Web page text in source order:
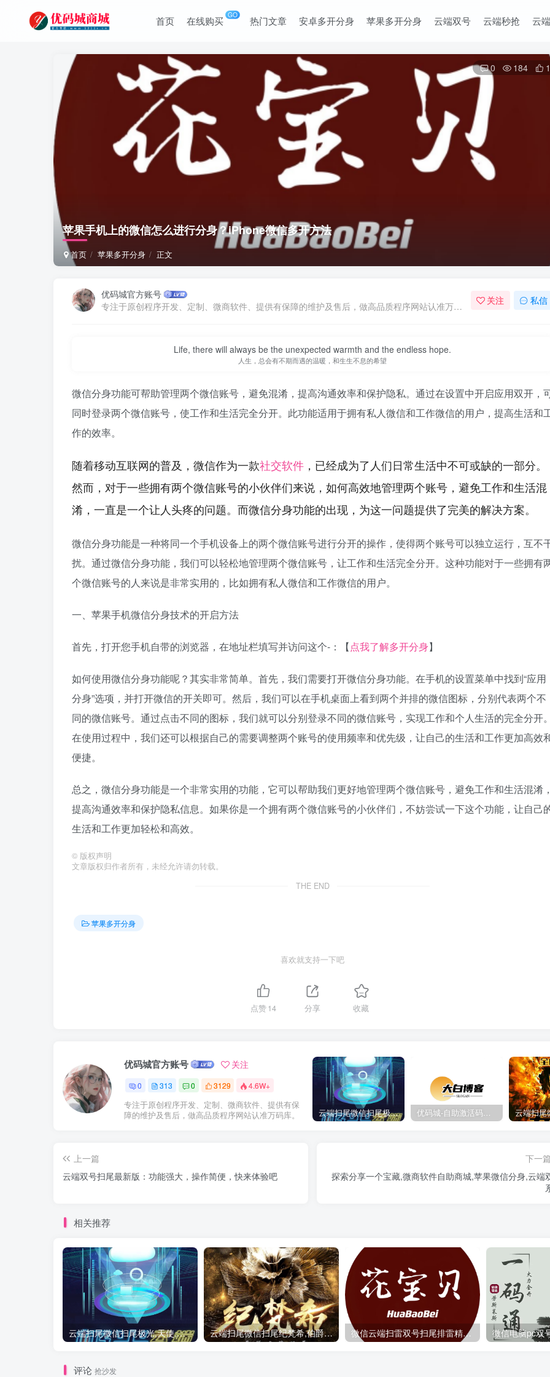
首页 在线购买 GO 热门文章 安卓多开分身 苹果多开分身 云端双号 云端秒抢 云
苹果手机上的微信怎么进行分身？iPhone微信多开方法
首页 苹果多开分身 正文
0 184
优码城官方账号
专注于原创程序开发、定制、微商软件、提供有保障的维护及售后，做高品质程序网站认准万码库。
关注 私信
Life, there will always be the unexpected warmth and the endless hope.
人生，总会有不期而遇的温暖，和生生不息的希望
微信分身功能可帮助管理两个微信账号，避免混淆，提高沟通效率和保护隐私。通过在设置中开启应用双开，
同时登录两个微信账号，使工作和生活完全分开。此功能适用于拥有私人微信和工作微信的用户，提高生活和
作的效率。
随着移动互联网的普及，微信作为一款社交软件 ，已经成为了人们日常生活中不可或缺的一部分。
然而，对于一些拥有两个微信账号的小伙伴们来说，如何高效地管理两个账号，避免工作和生活混
淆，一直是一个让人头疼的问题。而微信分身功能的出现，为这一问题提供了完美的解决方案。
微信分身功能是一种将同一个手机设备上的两个微信账号进行分开的操作，使得两个账号可以独立运行，互不
扰。通过微信分身功能，我们可以轻松地管理两个微信账号，让工作和生活完全分开。这种功能对于一些拥有
个微信账号的人来说是非常实用的，比如拥有私人微信和工作微信的用户。
一、苹果手机微信分身技术的开启方法
首先，打开您手机自带的浏览器，在地址栏填写并访问这个-：【点我了解多开分身】
如何使用微信分身功能呢？其实非常简单。首先，我们需要打开微信分身功能。在手机的设置菜单中找到“应用
分身”选项，并打开微信的开关即可。然后，我们可以在手机桌面上看到两个并排的微信图标，分别代表两个不
同的微信账号。通过点击不同的图标，我们就可以分别登录不同的微信账号，实现工作和个人生活的完全分开。
在使用过程中，我们还可以根据自己的需要调整两个账号的使用频率和优先级，让自己的生活和工作更加高效
便捷。
总之，微信分身功能是一个非常实用的功能，它可以帮助我们更好地管理两个微信账号，避免工作和生活混淆，
提高沟通效率和保护隐私信息。如果你是一个拥有两个微信账号的小伙伴们，不妨尝试一下这个功能，让自己
生活和工作更加轻松和高效。
© 版权声明
文章版权归作者所有，未经允许请勿转载。
THE END
苹果多开分身
喜欢就支持一下吧
点赞14 分享 收藏
优码城官方账号 关注
0 313 0 3129 4.6W+
专注于原创程序开发、定制、微商软件、提供有保
障的维护及售后，做高品质程序网站认准万码库。
云端扫尾微信扫尾极光,天使,格力,新百伦双号正版点数点卡授权充值 优码城-自助激活码商城-自助购卡点击-激活码24小时自助发卡地址
上一篇
云端双号扫尾最新版：功能强大，操作简便，快来体验吧
下一篇
探索分享一个宝藏,微商软件自助商城,苹果微信分身,云端
相关推荐
云端扫尾微信扫尾极光,天使,格力,新百伦双号正版点数点卡授权充值 云端扫尾微信扫尾纪梵希,伯爵,北极星,香奈儿双号正版点数点卡授权 微信云端扫雷双号扫尾排雷精力值：全面解析与实用技巧
评论 抢沙发